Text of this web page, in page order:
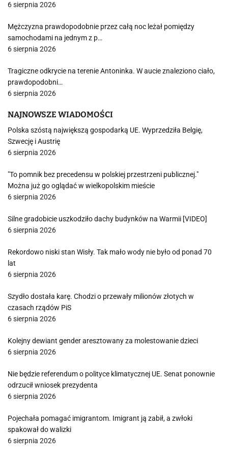
6 sierpnia 2026
Mężczyzna prawdopodobnie przez całą noc leżał pomiędzy
samochodami na jednym z p…
6 sierpnia 2026
Tragiczne odkrycie na terenie Antoninka. W aucie znaleziono ciało,
prawdopodobni…
6 sierpnia 2026
NAJNOWSZE WIADOMOŚCI
Polska szóstą największą gospodarką UE. Wyprzedziła Belgię,
Szwecję i Austrię
6 sierpnia 2026
"To pomnik bez precedensu w polskiej przestrzeni publicznej."
Można już go oglądać w wielkopolskim mieście
6 sierpnia 2026
Silne gradobicie uszkodziło dachy budynków na Warmii [VIDEO]
6 sierpnia 2026
Rekordowo niski stan Wisły. Tak mało wody nie było od ponad 70
lat
6 sierpnia 2026
Szydło dostała karę. Chodzi o przewały milionów złotych w
czasach rządów PiS
6 sierpnia 2026
Kolejny dewiant gender aresztowany za molestowanie dzieci
6 sierpnia 2026
Nie będzie referendum o polityce klimatycznej UE. Senat ponownie
odrzucił wniosek prezydenta
6 sierpnia 2026
Pojechała pomagać imigrantom. Imigrant ją zabił, a zwłoki
spakował do walizki
6 sierpnia 2026